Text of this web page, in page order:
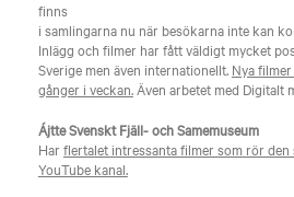
finns
i samlingarna nu när besökarna inte kan
Inlägg och filmer har fått väldigt mycket
Sverige men även internationellt. Nya
gånger i veckan. Även arbetet med Digitalt
Ájtte Svenskt Fjäll- och Samemuseum
Har flertalet intressanta filmer som rör
YouTube kanal.